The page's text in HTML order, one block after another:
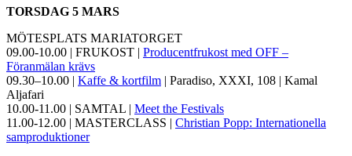
TORSDAG 5 MARS
MÖTESPLATS MARIATORGET
09.00-10.00 | FRUKOST | Producentfrukost med OFF –
Föranmälan krävs
09.30–10.00 | Kaffe & kortfilm | Paradiso, XXXI, 108 | Kamal
Aljafari
10.00-11.00 | SAMTAL | Meet the Festivals
11.00-12.00 | MASTERCLASS | Christian Popp: Internationella
samproduktioner